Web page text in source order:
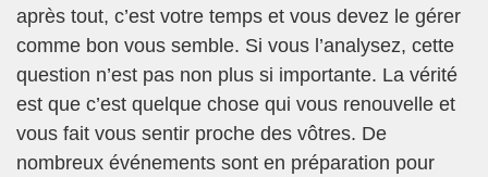
après tout, c’est votre temps et vous devez le gérer
comme bon vous semble. Si vous l’analysez, cette
question n’est pas non plus si importante. La vérité
est que c’est quelque chose qui vous renouvelle et
vous fait vous sentir proche des vôtres. De
nombreux événements sont en préparation pour